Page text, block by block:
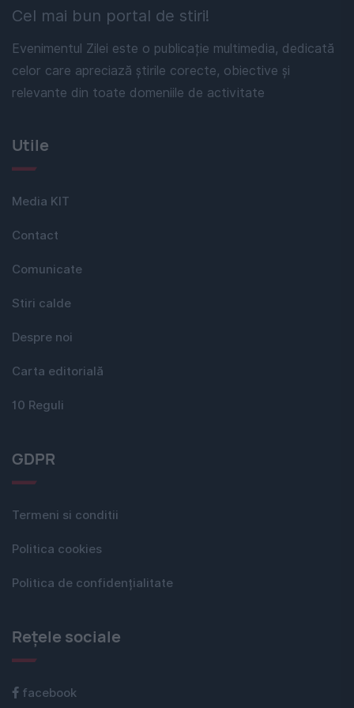
Cel mai bun portal de stiri!
Evenimentul Zilei este o publicație multimedia, dedicată
celor care apreciază știrile corecte, obiective și
relevante din toate domeniile de activitate
Utile
Media KIT
Contact
Comunicate
Stiri calde
Despre noi
Carta editorială
10 Reguli
GDPR
Termeni si conditii
Politica cookies
Politica de confidențialitate
Rețele sociale
facebook